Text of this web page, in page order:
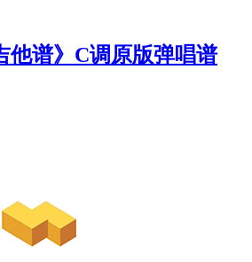
他谱》C调原版弹唱谱